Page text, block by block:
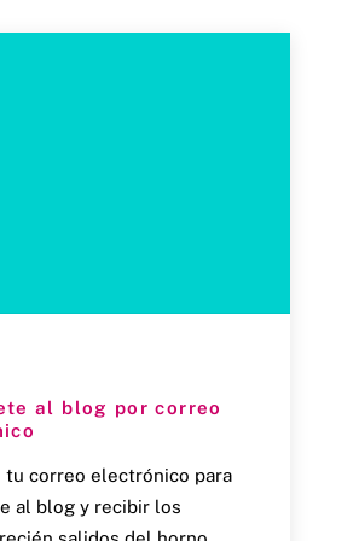
al blog por correo
tu correo electrónico para
al blog y recibir los